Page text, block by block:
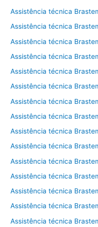
Assistência técnica
Assistência técnica
Assistência técnica
Assistência técnica
Assistência técnica
Assistência técnica
Assistência técnica
Assistência técnica
Assistência técnica
Assistência técnica
Assistência técnica
Assistência técnica
Assistência técnica
Assistência técnica
Assistência técnica